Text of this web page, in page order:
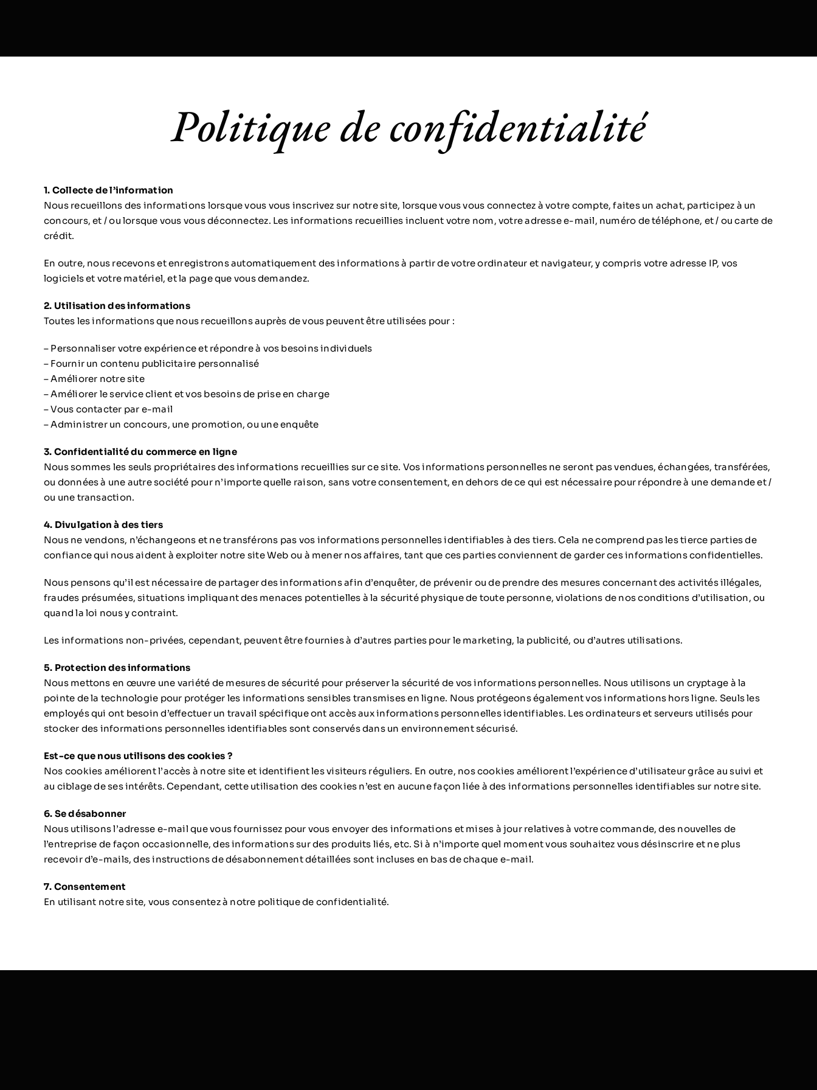
Politique de confidentialité
1. Collecte de l’information
Nous recueillons des informations lorsque vous vous inscrivez sur notre site, lorsque vous vous connectez à votre compte, faites un achat, participez à un
concours, et / ou lorsque vous vous déconnectez. Les informations recueillies incluent votre nom, votre adresse e-mail, numéro de téléphone, et / ou carte de
crédit.
En outre, nous recevons et enregistrons automatiquement des informations à partir de votre ordinateur et navigateur, y compris votre adresse IP, vos
logiciels et votre matériel, et la page que vous demandez.
2. Utilisation des informations
Toutes les informations que nous recueillons auprès de vous peuvent être utilisées pour :
– Personnaliser votre expérience et répondre à vos besoins individuels
– Fournir un contenu publicitaire personnalisé
– Améliorer notre site
– Améliorer le service client et vos besoins de prise en charge
– Vous contacter par e-mail
– Administrer un concours, une promotion, ou une enquête
3. Confidentialité du commerce en ligne
Nous sommes les seuls propriétaires des informations recueillies sur ce site. Vos informations personnelles ne seront pas vendues, échangées, transférées,
ou données à une autre société pour n’importe quelle raison, sans votre consentement, en dehors de ce qui est nécessaire pour répondre à une demande et /
ou une transaction.
4. Divulgation à des tiers
Nous ne vendons, n’échangeons et ne transférons pas vos informations personnelles identifiables à des tiers. Cela ne comprend pas les tierce parties de
confiance qui nous aident à exploiter notre site Web ou à mener nos affaires, tant que ces parties conviennent de garder ces informations confidentielles.
Nous pensons qu’il est nécessaire de partager des informations afin d’enquêter, de prévenir ou de prendre des mesures concernant des activités illégales,
fraudes présumées, situations impliquant des menaces potentielles à la sécurité physique de toute personne, violations de nos conditions d’utilisation, ou
quand la loi nous y contraint.
Les informations non-privées, cependant, peuvent être fournies à d’autres parties pour le marketing, la publicité, ou d’autres utilisations.
5. Protection des informations
Nous mettons en œuvre une variété de mesures de sécurité pour préserver la sécurité de vos informations personnelles. Nous utilisons un cryptage à la
pointe de la technologie pour protéger les informations sensibles transmises en ligne. Nous protégeons également vos informations hors ligne. Seuls les
employés qui ont besoin d’effectuer un travail spécifique ont accès aux informations personnelles identifiables. Les ordinateurs et serveurs utilisés pour
stocker des informations personnelles identifiables sont conservés dans un environnement sécurisé.
Est-ce que nous utilisons des cookies ?
Nos cookies améliorent l’accès à notre site et identifient les visiteurs réguliers. En outre, nos cookies améliorent l’expérience d’utilisateur grâce au suivi et
au ciblage de ses intérêts. Cependant, cette utilisation des cookies n’est en aucune façon liée à des informations personnelles identifiables sur notre site.
6. Se désabonner
Nous utilisons l’adresse e-mail que vous fournissez pour vous envoyer des informations et mises à jour relatives à votre commande, des nouvelles de
l’entreprise de façon occasionnelle, des informations sur des produits liés, etc. Si à n’importe quel moment vous souhaitez vous désinscrire et ne plus
recevoir d’e-mails, des instructions de désabonnement détaillées sont incluses en bas de chaque e-mail.
7. Consentement
En utilisant notre site, vous consentez à notre politique de confidentialité.